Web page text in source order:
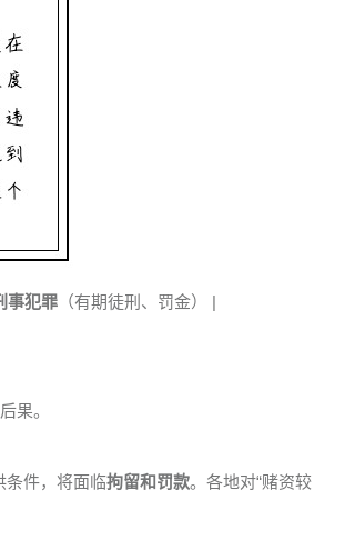
事犯罪 （有期徒刑、罚金） |
果。
条件，将面临拘留和罚款。各地对“赌资较